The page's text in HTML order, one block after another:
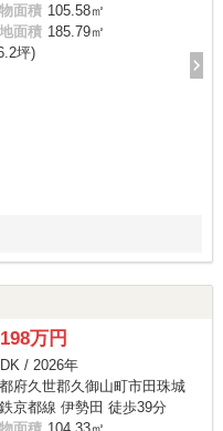
面積 105.58㎡
面積 185.79㎡
坪)
万円
/ 2026年
府久世郡久御山町市田珠城
京都線 伊勢田 徒歩39分